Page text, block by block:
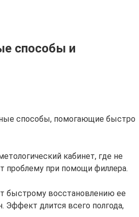
способы и
способы, помогающие быстро
кабинет, где не
проблему при помощи филлера.
быстрому восстановлению ее
Эффект длится всего полгода,